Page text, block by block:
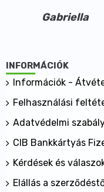
Ázsiai citromfű olaj
nem irritál!
mentes!
Gabriella
INFORMÁCIÓK
Információk -
Felhasználási
Adatvédelmi
CIB Bankkártyás
Kérdések és
Elállás a